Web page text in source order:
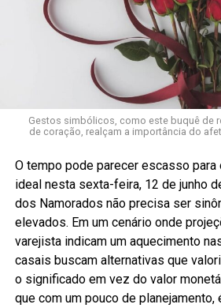
Gestos simbólicos, como este buquê de
de coração, realçam a importância do
O tempo pode parecer escasso para
ideal nesta sexta-feira, 12 de junho
dos Namorados não precisa ser
elevados. Em um cenário onde
varejista indicam um aquecimento
casais buscam alternativas que
o significado em vez do valor
que com um pouco de